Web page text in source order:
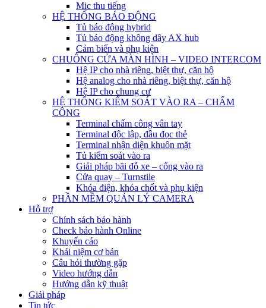
Mic thu tiếng
HỆ THỐNG BÁO ĐỘNG
Tủ báo động hybrid
Tủ báo động không dây AX hub
Cảm biến và phụ kiện
CHUÔNG CỬA MÀN HÌNH – VIDEO INTERCOM
Hệ IP cho nhà riêng, biệt thự, căn hộ
Hệ analog cho nhà riêng, biệt thự, căn hộ
Hệ IP cho chung cư
HỆ THỐNG KIỂM SOÁT VÀO RA – CHẤM
CÔNG
Terminal chấm công vân tay
Terminal độc lập, đầu đọc thẻ
Terminal nhận diện khuôn mặt
Tủ kiểm soát vào ra
Giải pháp bãi đỗ xe – cổng vào ra
Cửa quay – Turnstile
Khóa điện, khóa chốt và phụ kiện
PHẦN MỀM QUẢN LÝ CAMERA
Hỗ trợ
Chính sách bảo hành
Check bảo hành Online
Khuyến cáo
Khái niệm cơ bản
Câu hỏi thường gặp
Video hướng dẫn
Hướng dẫn kỹ thuật
Giải pháp
Tin tức